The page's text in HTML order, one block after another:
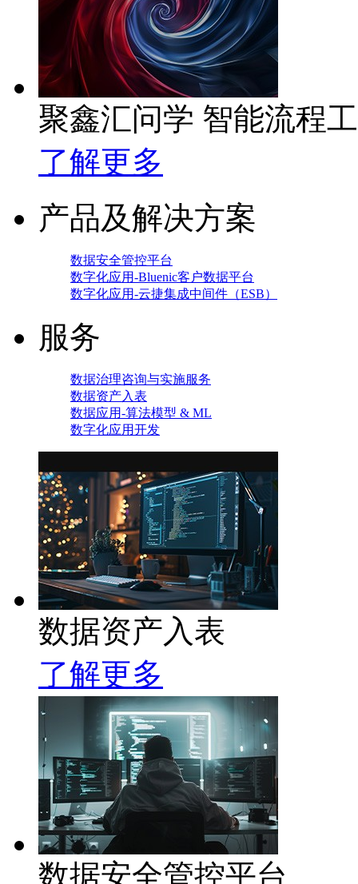
聚鑫汇问学 智能流程
了解更多
产品及解决方案
数据安全管控平台
数字化应用-Bluenic客户数据平台
数字化应用-云捷集成中间件（ESB）
服务
数据治理咨询与实施服务
数据资产入表
数据应用-算法模型 & ML
数字化应用开发
数据资产入表
了解更多
数据安全管控平台